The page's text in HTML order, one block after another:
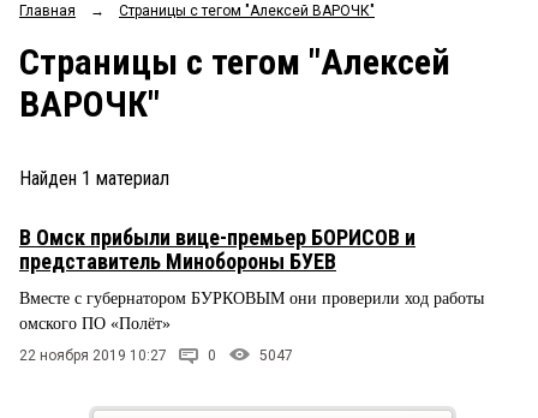
ОБЩЕСТВО
ЗАКОН
ПРОИСШЕСТВИЯ
СТИЛЬ ЖИЗНИ
Мнения
Рейтинги
Главная → Страницы c тегом "Алексей ВАРОЧК"
Страницы c тегом "Алексей
ВАРОЧК"
Найден 1 материал
В Омск прибыли вице-премьер БОРИСОВ и
представитель Минобороны БУЕВ
Вместе с губернатором БУРКОВЫМ они проверили ход работы
омского ПО «Полёт»
22 ноября 2019 10:27 0 5047